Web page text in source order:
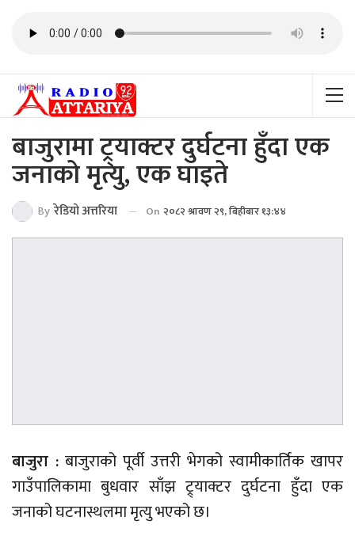
बाजुरामा ट्र्याक्टर दुर्घटना हुँदा एक
जनाको मृत्यु, एक घाइते
By रेडियाे अत्तरिया On २०८२ श्रावण २९, बिहीबार १३:४४
बाजुरा : बाजुराको पूर्वी उत्तरी भेगको स्वामीकार्तिक खापर
गाउँपालिकामा बुधवार साँझ ट्र्याक्टर दुर्घटना हुँदा एक
जनाको घटनास्थलमा मृत्यु भएको छ।